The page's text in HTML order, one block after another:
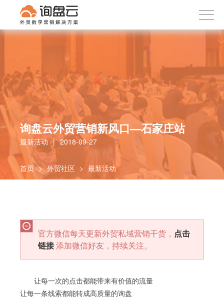
首页
客户案例
内容社区
关于我们
询盘云外贸营销新风口—石家庄站
最新活动 | 2018-09-27
首页 > 外贸社区 > 最新活动
官方微信每天更新外贸私域营销干货， 点击
链接添加微信好友，持续关注。
让每一次的点击都能带来有价值的流量
让每一条线索都能转成高质量的询盘
下载APP